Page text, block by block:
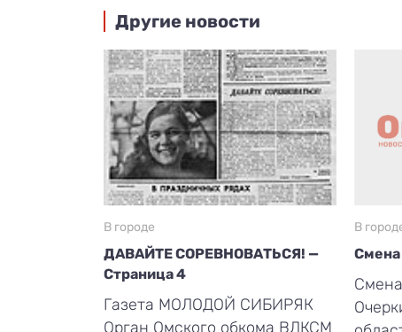
Другие новости
В городе
ДАВАЙТЕ СОРЕВНОВАТЬСЯ! —
Страница 4
Газета МОЛОДОЙ СИБИРЯК
Орган Омского обкома ВЛКСМ
В
Смена